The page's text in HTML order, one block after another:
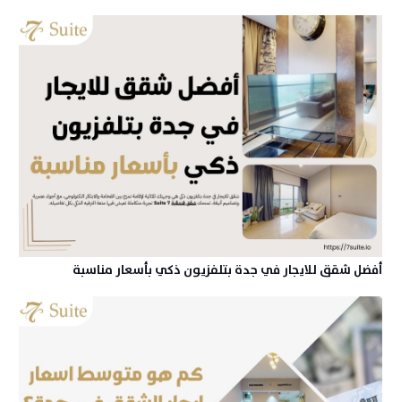
أفضل شقق للايجار في جدة بتلفزيون ذكي بأسعار مناسبة